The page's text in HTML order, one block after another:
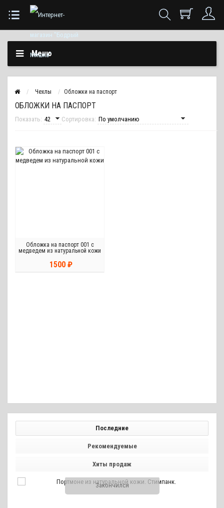
Меню
Чехлы Обложки на паспорт
ОБЛОЖКИ НА ПАСПОРТ
Показать: Сортировка:
Обложка на паспорт 001 с
медведем из натуральной кожи
1500 ₽
Последние
Рекомендуемые
Хиты продаж
Закончился